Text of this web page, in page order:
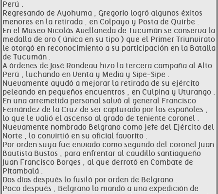
Perú .
Regresando de Ayohuma , Gregorio logró algunos éxitos
menores en la retirada , en Colpayo y Posta de Quirbe .
En el Museo Nicolás Avellaneda de Tucumán se conserva la
medalla de oro ( única en su tipo ) que el Primer Triunvirato
le otorgó en reconocimiento a su participación en la Batalla
de Tucumán .
A órdenes de José Rondeau hizo la tercera campaña al Alto
Perú , luchando en Venta y Media y Sipe-Sipe .
Nuevamente ayudó a mejorar la retirada de su ejército
peleando en pequeños encuentros , en Culpina y Uturango .
En una arremetida personal salvó al general Francisco
Fernández de la Cruz de ser capturado por los españoles ,
lo que le valió el ascenso al grado de teniente coronel .
Nuevamente nombrado Belgrano como jefe del Ejército del
Norte , lo convirtió en su oficial favorito .
Por orden suya fue enviado como segundo del coronel Juan
Bautista Bustos , para enfrentar al caudillo santiagueño
Juan Francisco Borges , al que derrotó en Combate de
Pitambalá .
Dos días después lo fusiló por orden de Belgrano .
Poco después , Belgrano lo mandó a una expedición de